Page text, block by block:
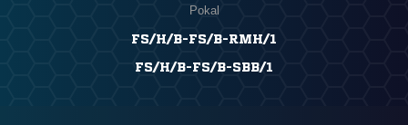
Pokal
FS/H/B-FS/B-RMH/1
FS/H/B-FS/B-SBB/1